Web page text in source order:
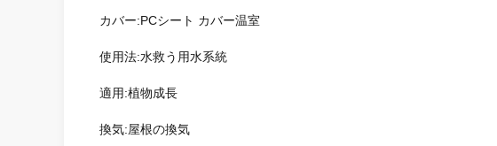
カバー:PCシート カバー温室
使用法:水救う用水系統
適用:植物成長
換気:屋根の換気